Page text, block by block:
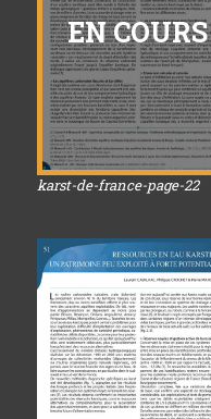
EN COURS
karst-de-france-page-22